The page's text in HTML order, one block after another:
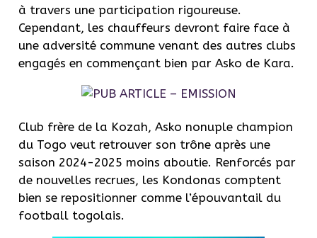
à travers une participation rigoureuse.
Cependant, les chauffeurs devront faire face à
une adversité commune venant des autres clubs
engagés en commençant bien par Asko de Kara.
Club frère de la Kozah, Asko nonuple champion
du Togo veut retrouver son trône après une
saison 2024-2025 moins aboutie. Renforcés par
de nouvelles recrues, les Kondonas comptent
bien se repositionner comme l’épouvantail du
football togolais.